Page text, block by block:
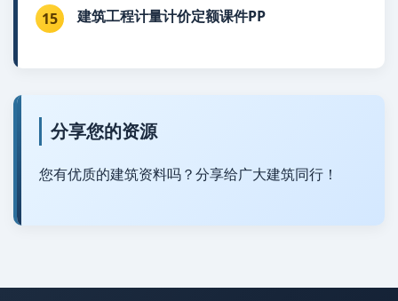
15 建筑工程计量计价定额课件PP
分享您的资源
您有优质的建筑资料吗？分享给广大建筑同行！